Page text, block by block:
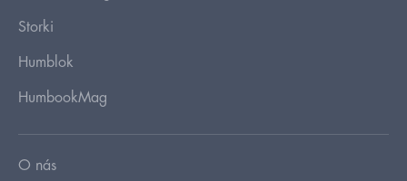
Storki
Humblok
HumbookMag
O nás